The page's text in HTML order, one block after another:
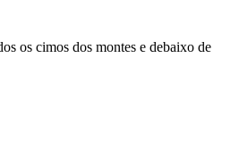
os cimos dos montes e debaixo de